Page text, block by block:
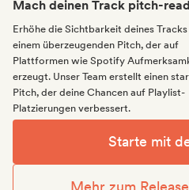
Mach deinen Track pitch-
Erhöhe die Sichtbarkeit deines
einem überzeugenden Pitch, der auf
Plattformen wie Spotify
erzeugt. Unser Team erstellt einen
Pitch, der deine Chancen auf Playlist-
Platzierungen verbessert.
Starte mit
Mehr zum